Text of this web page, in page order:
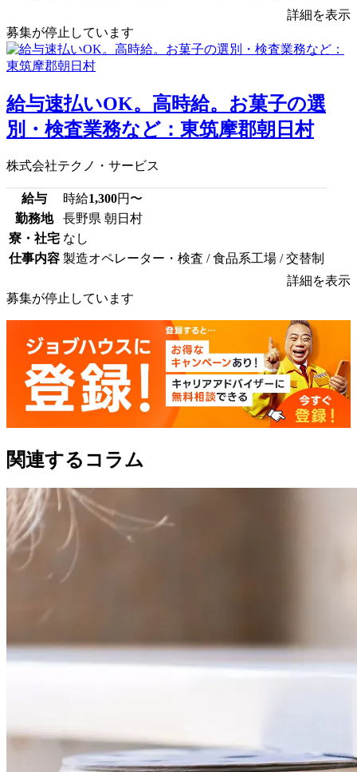
詳細を表示
募集が停止しています
給与速払いOK。高時給。お菓子の選
別・検査業務など：東筑摩郡朝日村
株式会社テクノ・サービス
給与 時給1,300円〜
勤務地
長野県 朝日村
寮・社宅 なし
仕事内容 製造オペレーター・検査 / 食品系工場 / 交替制
詳細を表示
募集が停止しています
関連するコラム